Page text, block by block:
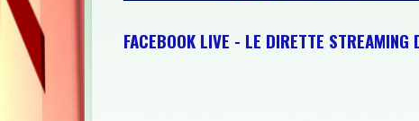
FACEBOOK LIVE - LE DIRETTE STREAMING